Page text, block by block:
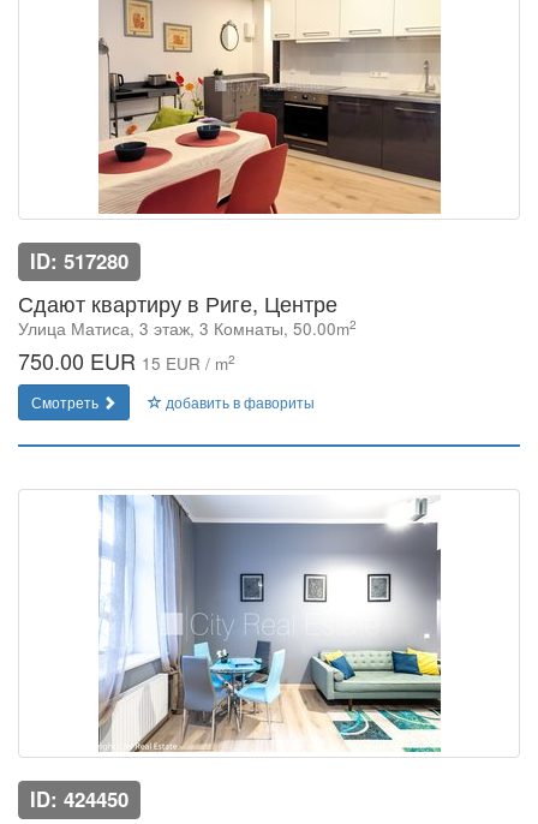
ID: 517280
Сдают квартиру в Риге, Центре
Улица Матиса, 3 этаж, 3 Комнаты, 50.00m2
750.00 EUR 15 EUR / m2
Смотреть добавить в фавориты
ID: 424450